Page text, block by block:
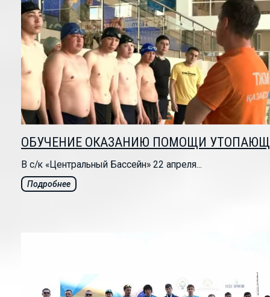
ОБУЧЕНИЕ ОКАЗАНИЮ ПОМОЩИ
В с/к «Центральный Бассейн» 22 апреля...
Подробнее